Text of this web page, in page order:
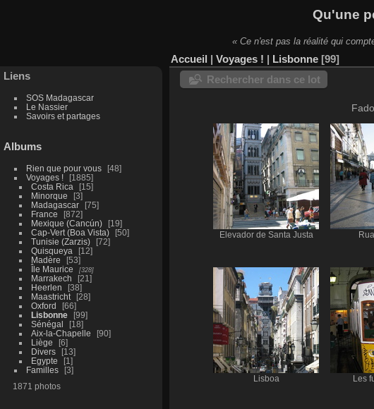
Qu'une
« Ce n'est pas la réalité qui
Liens
SOS Madagascar
Le Nassier
Savoirs et partages
Albums
Rien que pour vous
48
Voyages !
1885
Costa Rica
15
Minorque
3
Madagascar
75
France
872
Mexique (Cancún)
19
Cap-Vert (Boa Vista)
50
Tunisie (Zarzis)
72
Quisqueya
12
Madère
53
Île Maurice
328
Marrakech
21
Heerlen
38
Maastricht
28
Oxford
66
Lisbonne
99
Sénégal
18
Aix-la-Chapelle
90
Liège
6
Divers
13
Egypte
1
Familles
3
1871 photos
Accueil | Voyages ! | Lisbonne 99
Rechercher dans ce lot
Elevador de Santa Justa
Lisboa Les